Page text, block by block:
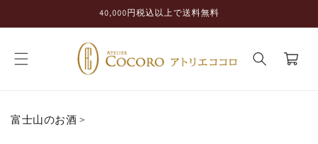
進む
40,000円税込以上で送料無料
ー
富士山のお酒 >